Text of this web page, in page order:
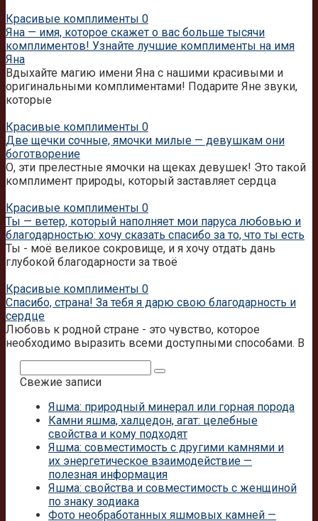
Красивые комплименты 0
Яна — имя, которое скажет о вас больше тысячи
комплиментов! Узнайте лучшие комплименты на имя
Яна
Вдыхайте магию имени Яна с нашими красивыми и
оригинальными комплиментами! Подарите Яне звуки,
которые
Красивые комплименты 0
Две щечки сочные, ямочки милые — девушкам они
боготворение
О, эти прелестные ямочки на щеках девушек! Это такой
комплимент природы, который заставляет сердца
Красивые комплименты 0
Ты — ветер, который наполняет мои паруса любовью и
благодарностью: хочу сказать спасибо за то, что ты есть
Ты - моё великое сокровище, и я хочу отдать дань
глубокой благодарности за твоё
Красивые комплименты 0
Спасибо, страна! За тебя я дарю свою благодарность и
сердце
Любовь к родной стране - это чувство, которое
необходимо выразить всеми доступными способами. В
Свежие записи
Яшма: природный минерал или горная порода
Камни яшма, халцедон, агат: целебные
свойства и кому подходят
Яшма: совместимость с другими камнями и
их энергетическое взаимодействие —
полезная информация
Яшма: свойства и совместимость с женщиной
по знаку зодиака
Фото необработанных яшмовых камней —